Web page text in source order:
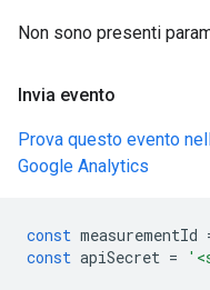
Non sono presenti
Invia evento
Prova questo evento
Google Analytics
const measurementId
const apiSecret =